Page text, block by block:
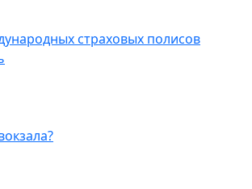
страховых полисов